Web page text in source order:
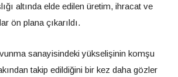
altında elde edilen üretim, ihracat ve
ön plana çıkarıldı.
sanayisindeki yükselişinin komşu
takip edildiğini bir kez daha gözler